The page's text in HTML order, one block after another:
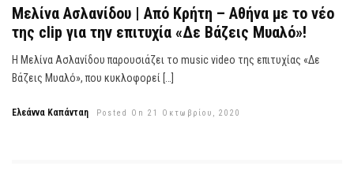
Μελίνα Ασλανίδου | Από Κρήτη – Αθήνα με το νέο
της clip για την επιτυχία «Δε Βάζεις Μυαλό»!
Η Μελίνα Ασλανίδου παρουσιάζει το music video της επιτυχίας «Δε
Βάζεις Μυαλό», που κυκλοφορεί […]
Ελεάννα Καπάνταη Posted On 21 Οκτωβρίου, 2020